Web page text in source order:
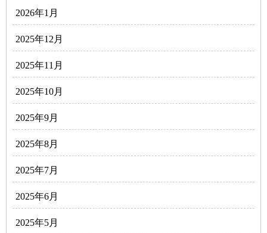
2026年1月
2025年12月
2025年11月
2025年10月
2025年9月
2025年8月
2025年7月
2025年6月
2025年5月